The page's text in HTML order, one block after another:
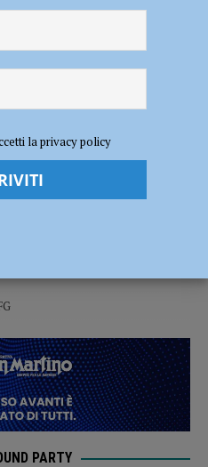
San Giovanni, identificato e
con un coccio di
PARTY
la privacy policy